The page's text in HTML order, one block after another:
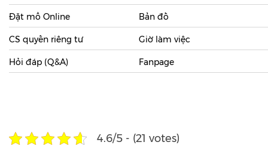
Đặt mổ Online
CS quyền riêng tư
Hỏi đáp (Q&A)
Bản đồ
Giờ làm việc
Fanpage
4.6/5 - (21 votes)